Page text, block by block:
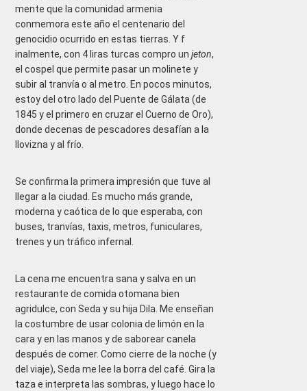
mente que la comunidad armenia
conmemora este año el centenario del
genocidio ocurrido en estas tierras. Y f
inalmente, con 4 liras turcas compro unjeton,
el cospel que permite pasar un molinete y
subir al tranvía o al metro. En pocos minutos,
estoy del otro lado del Puente de Gálata (de
1845 y el primero en cruzar el Cuerno de Oro),
donde decenas de pescadores desafían a la
llovizna y al frío.
Se confirma la primera impresión que tuve al
llegar a la ciudad. Es mucho más grande,
moderna y caótica de lo que esperaba, con
buses, tranvías, taxis, metros, funiculares,
trenes y un tráfico infernal.
La cena me encuentra sana y salva en un
restaurante de comida otomana bien
agridulce, con Seda y su hija Dila. Me enseñan
la costumbre de usar colonia de limón en la
cara y en las manos y de saborear canela
después de comer. Como cierre de la noche (y
del viaje), Seda me lee la borra del café. Gira la
taza e interpreta las sombras, y luego hace lo